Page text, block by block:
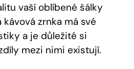
vaší oblíbené šálky
kávová zrnka má své
a je důležité si
mezi nimi existují.